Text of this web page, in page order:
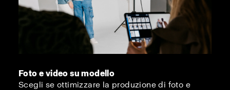
Foto e video su modello
Scegli se ottimizzare la produzione di foto e